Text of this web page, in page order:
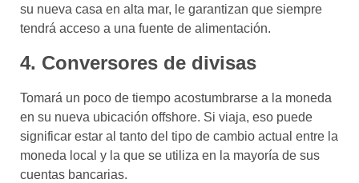
su nueva casa en alta mar, le garantizan que siempre
tendrá acceso a una fuente de alimentación.
4. Conversores de divisas
Tomará un poco de tiempo acostumbrarse a la moneda
en su nueva ubicación offshore. Si viaja, eso puede
significar estar al tanto del tipo de cambio actual entre la
moneda local y la que se utiliza en la mayoría de sus
cuentas bancarias.